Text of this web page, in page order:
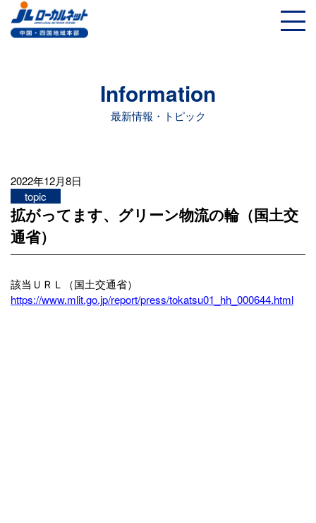
Information
最新情報・トピック
2022年12月8日
topic
拡がってます、グリーン物流の輪（国土交
通省）
該当ＵＲＬ（国土交通省）
https://www.mlit.go.jp/report/press/tokatsu01_hh_000644.html